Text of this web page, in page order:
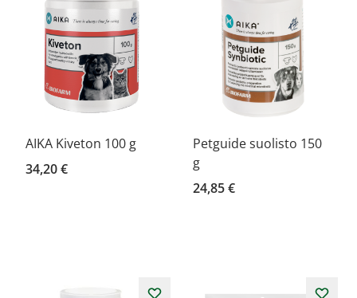
AIKA Kiveton 100 g
34,20 €
Petguide suolisto 150
g
24,85 €